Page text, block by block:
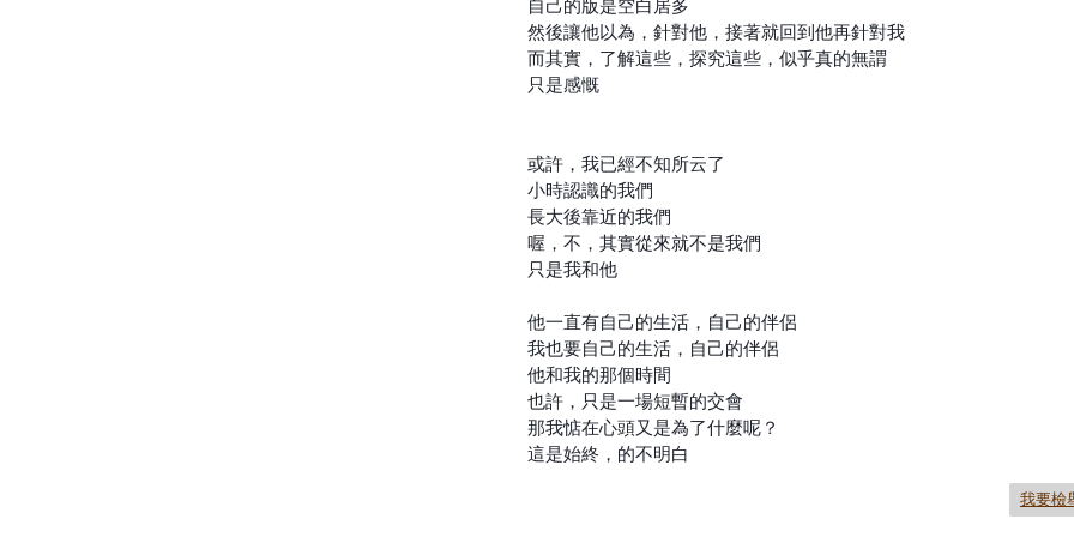
自己的版是空白居多
然後讓他以為，針對他，接著就回到他再針對我
而其實，了解這些，探究這些，似乎真的無謂
只是感慨
或許，我已經不知所云了
小時認識的我們
長大後靠近的我們
喔，不，其實從來就不是我們
只是我和他
他一直有自己的生活，自己的伴侶
我也要自己的生活，自己的伴侶
他和我的那個時間
也許，只是一場短暫的交會
那我惦在心頭又是為了什麼呢？
這是始終，的不明白
我要檢